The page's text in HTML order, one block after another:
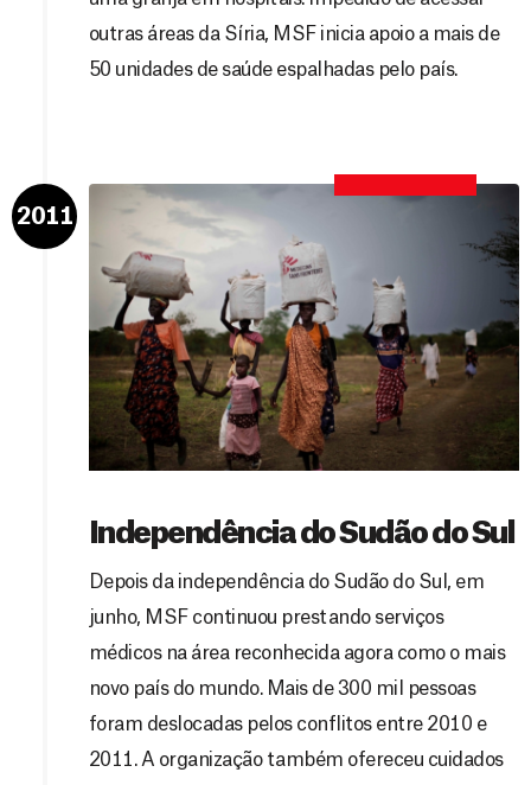
outras áreas da Síria, MSF inicia apoio a mais de
50 unidades de saúde espalhadas pelo país.
2011
Independência do Sudão do Sul
Depois da independência do Sudão do Sul, em
junho, MSF continuou prestando serviços
médicos na área reconhecida agora como o mais
novo país do mundo. Mais de 300 mil pessoas
foram deslocadas pelos conflitos entre 2010 e
2011. A organização também ofereceu cuidados